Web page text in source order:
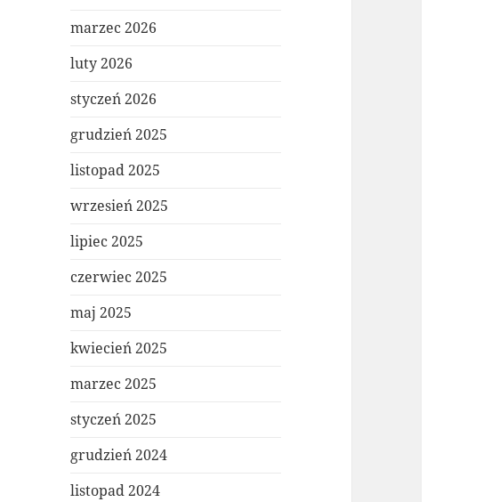
marzec 2026
luty 2026
styczeń 2026
grudzień 2025
listopad 2025
wrzesień 2025
lipiec 2025
czerwiec 2025
maj 2025
kwiecień 2025
marzec 2025
styczeń 2025
grudzień 2024
listopad 2024